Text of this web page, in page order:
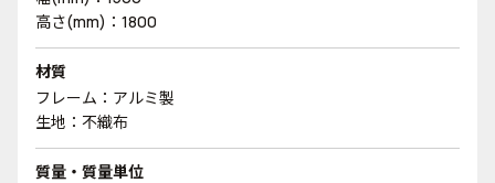
高さ(mm)：1800
材質
フレーム：アルミ製
生地：不織布
質量・質量単位